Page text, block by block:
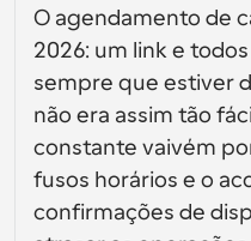
Agendamento
Para Organizações
Equipas maiores
e segurança
Para Empresas
Soluções de
Por caso de
Desenvolvedor
Documentação do
Documentação para
API
Crie as suas próprias
pública
Recursos
Tipo de Letra: Cal
O nosso próprio tipo
O agendamento de
2026: um link e
sempre que estiver
não era assim tão
constante vaivém
fusos horários e o
confirmações de